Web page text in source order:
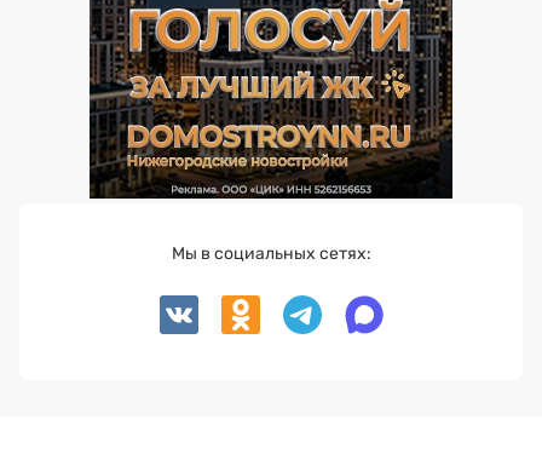
Мы в социальных сетях: